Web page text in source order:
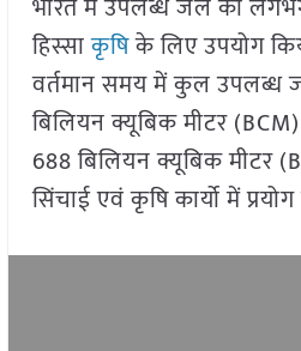
भारत में उपलब्ध जल का
हिस्साकृषिके लिए उपयोग
वर्तमान समय में कुल उपलब्ध
बिलियन क्यूबिक मीटर
688 बिलियन क्यूबिक मीटर
सिंचाई एवं कृषि कार्यो में प्रयोग